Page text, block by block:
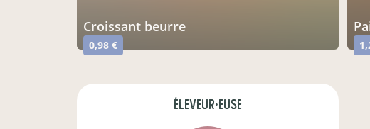
croissant beurre
0,98 €
éleveur·euse